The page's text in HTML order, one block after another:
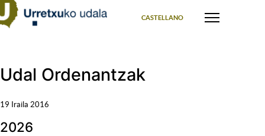
CASTELLANO
Udal Ordenantzak
19 Iraila 2016
2026